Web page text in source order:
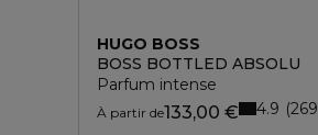
HUGO BOSS
BOSS BOTTLED ABSOLU
Parfum intense
À partir de133,00 € 4.9 269